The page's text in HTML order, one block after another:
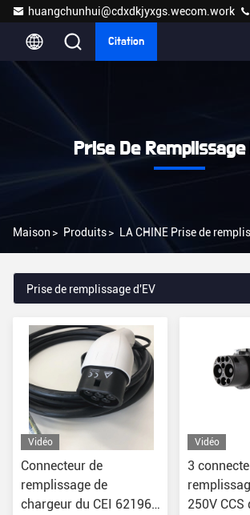
huangchunhui@cdxdkjyxgs.wecom.work
Citation
Prise De Remplissage
Maison > Produits> LA CHINE Prise de
Prise de remplissage d'EV
Vidéo
Connecteur de
remplissage de
chargeur du CEI 62196
Vidéo
3
250V CCS